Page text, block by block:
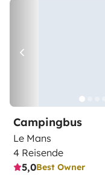
Campingbus
Le Mans
4 Reisende
5,0Best Owner